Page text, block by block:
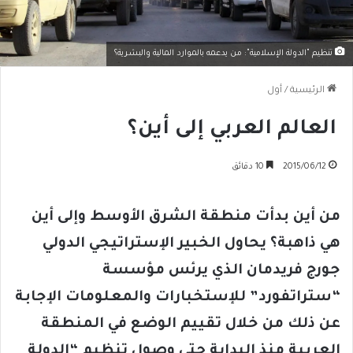
تنظيم "الدولة الإسلامية": من يدعمه بالموارد المالية والبشرية؟
الرئيسية / أول
العالم العربي إلى أين؟
2015/06/12
من أين بدأت منطقة الشرق الأوسط وإلى أين
هي ذاهبة؟ يحاول الخبير الإستراتيجي الدولي
جورج فريدمان الذي يرئس مؤسسة
“ستراتفورد” للإستخبارات والمعلومات الإجابة
عن ذلك من خلال تقييم الوضع في المنطقة